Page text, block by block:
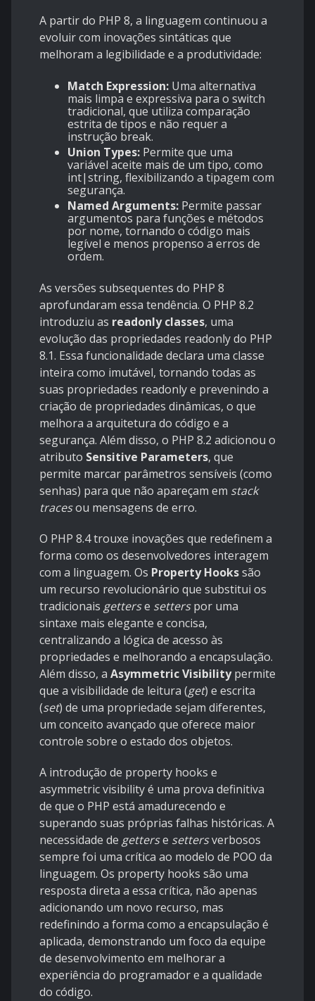
A partir do PHP 8, a linguagem continuou a
evoluir com inovações sintáticas que
melhoram a legibilidade e a produtividade:
Match Expression: Uma alternativa
mais limpa e expressiva para o switch
tradicional, que utiliza comparação
estrita de tipos e não requer a
instrução break.
Union Types: Permite que uma
variável aceite mais de um tipo, como
int|string, flexibilizando a tipagem com
segurança.
Named Arguments: Permite passar
argumentos para funções e métodos
por nome, tornando o código mais
legível e menos propenso a erros de
ordem.
As versões subsequentes do PHP 8
aprofundaram essa tendência. O PHP 8.2
introduziu as readonly classes, uma
evolução das propriedades readonly do PHP
8.1. Essa funcionalidade declara uma classe
inteira como imutável, tornando todas as
suas propriedades readonly e prevenindo a
criação de propriedades dinâmicas, o que
melhora a arquitetura do código e a
segurança. Além disso, o PHP 8.2 adicionou o
atributo Sensitive Parameters, que
permite marcar parâmetros sensíveis (como
senhas) para que não apareçam em stack
tracesou mensagens de erro.
O PHP 8.4 trouxe inovações que redefinem a
forma como os desenvolvedores interagem
com a linguagem. Os Property Hookssão
um recurso revolucionário que substitui os
tradicionais getterse setterspor uma
sintaxe mais elegante e concisa,
centralizando a lógica de acesso às
propriedades e melhorando a encapsulação.
Além disso, a Asymmetric Visibilitypermite
que a visibilidade de leitura (get) e escrita
(set) de uma propriedade sejam diferentes,
um conceito avançado que oferece maior
controle sobre o estado dos objetos.
A introdução de property hooks e
asymmetric visibility é uma prova definitiva
de que o PHP está amadurecendo e
superando suas próprias falhas históricas. A
necessidade de getterse settersverbosos
sempre foi uma crítica ao modelo de POO da
linguagem. Os property hooks são uma
resposta direta a essa crítica, não apenas
adicionando um novo recurso, mas
redefinindo a forma como a encapsulação é
aplicada, demonstrando um foco da equipe
de desenvolvimento em melhorar a
experiência do programador e a qualidade
do código.